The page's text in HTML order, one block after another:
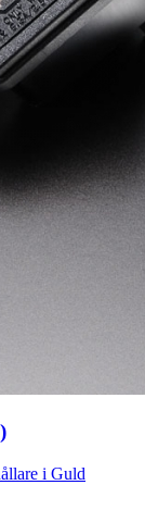
i Guld